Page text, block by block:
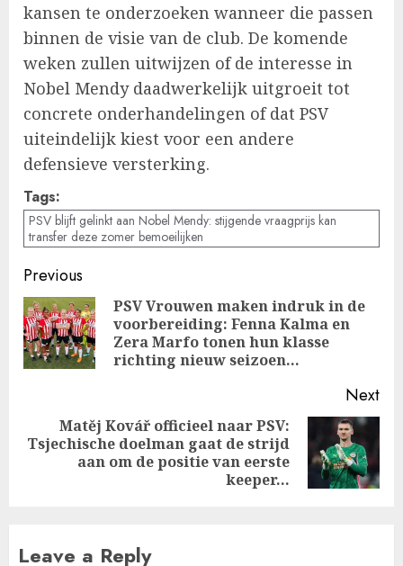
kansen te onderzoeken wanneer die passen
binnen de visie van de club. De komende
weken zullen uitwijzen of de interesse in
Nobel Mendy daadwerkelijk uitgroeit tot
concrete onderhandelingen of dat PSV
uiteindelijk kiest voor een andere
defensieve versterking.
Tags:
PSV blijft gelinkt aan Nobel Mendy: stijgende vraagprijs kan
transfer deze zomer bemoeilijken
Post
navigation
Previous
PSV Vrouwen maken indruk in de
voorbereiding: Fenna Kalma en
Zera Marfo tonen hun klasse
richting nieuw seizoen…
Next
Next
Matěj Kovář officieel naar PSV:
Tsjechische doelman gaat de strijd
aan om de positie van eerste
keeper…
Leave a Reply